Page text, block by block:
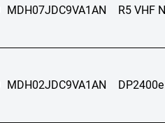
MDH07JDC9VA1AN R5 VHF
MDH02JDC9VA1AN